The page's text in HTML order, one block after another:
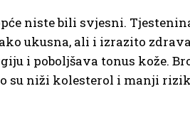
niste bili svjesni.
ukusna, ali i izrazito
i poboljšava tonus kože.
su niži kolesterol i manji